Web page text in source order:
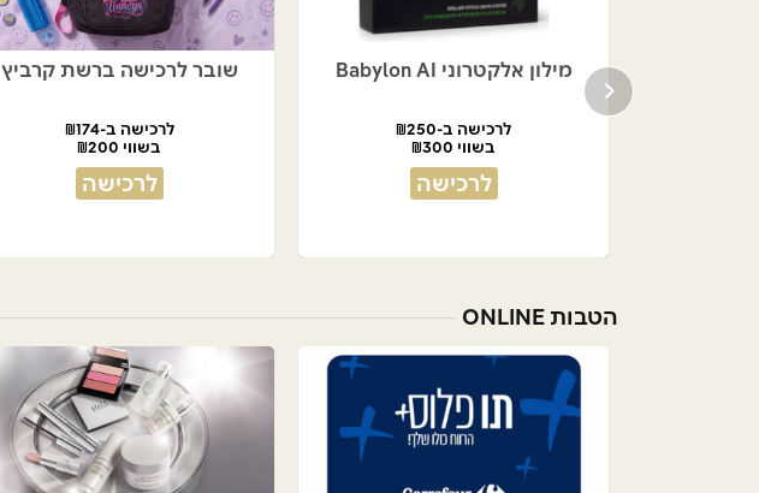
שובר לרכישה ברשת קרביץ
לרכישה ב-₪174
בשווי ₪200
לרכישה
מילון אלקטרוני Babylon AI
לרכישה ב-₪250
בשווי ₪300
לרכישה
הטבות ONLINE